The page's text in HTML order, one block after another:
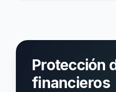
Protección
financieros